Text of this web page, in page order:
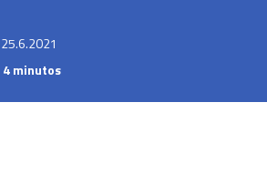
25.6.2021
4 minutos